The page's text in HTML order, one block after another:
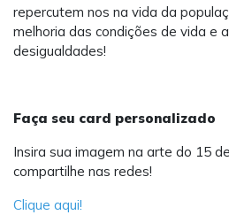
repercutem nos na vida da
melhoria das condições de vida e
desigualdades!
Faça seu card personalizado
Insira sua imagem na arte do 15
compartilhe nas redes!
Clique aqui!